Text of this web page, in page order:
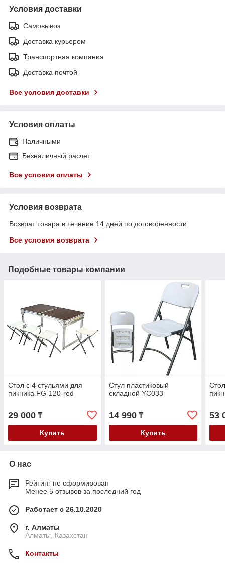
Условия доставки
Самовывоз
Доставка курьером
Транспортная компания
Доставка почтой
Все условия доставки
Условия оплаты
Наличными
Безналичный расчет
Все условия оплаты
Условия возврата
Возврат товара в течение 14 дней по договоренности
Все условия возврата
Подобные товары компании
Стол с 4 стульями для
пикника FG-120-red
29 000 ₸
Купить
Стул пластиковый
складной YC033
14 990₸
Купить
53
О нас
Рейтинг не сформирован
Менее 5 отзывов за последний год
Работает с 26.10.2020
г. Алматы
Алматы, Казахстан
Контакты